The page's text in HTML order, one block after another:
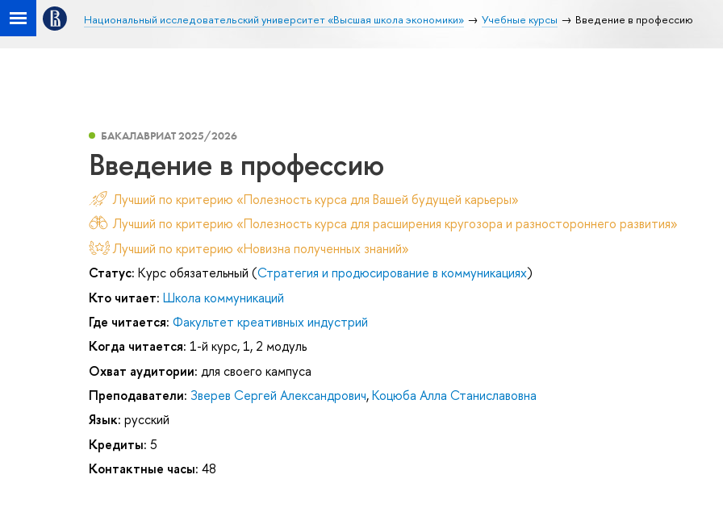
Национальный исследовательский университет «Высшая школа экономики» Учебные курсы Введение в профессию
БАКАЛАВРИАТ 2025/2026
Введение в профессию
Лучший по критерию «Полезность курса для Вашей будущей карьеры»
Лучший по критерию «Полезность курса для расширения кругозора и разностороннего развития»
Лучший по критерию «Новизна полученных знаний»
Статус: Курс обязательный (Стратегия и продюсирование в коммуникациях)
Кто читает: Школа коммуникаций
Где читается: Факультет креативных индустрий
Когда читается: 1-й курс, 1, 2 модуль
Охват аудитории: для своего кампуса
Преподаватели: Зверев Сергей Александрович,Коцюба Алла Станиславовна
Язык: русский
Кредиты: 5
Контактные часы: 48